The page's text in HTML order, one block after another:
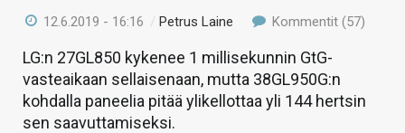
12.6.2019 - 16:16 /Petrus Laine Kommentit (57)
LG:n 27GL850 kykenee 1 millisekunnin GtG-
vasteaikaan sellaisenaan, mutta 38GL950G:n
kohdalla paneelia pitää ylikellottaa yli 144 hertsin
sen saavuttamiseksi.